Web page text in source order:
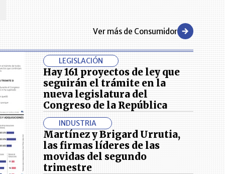
Ver más de Consumidor
LEGISLACIÓN
Hay 161 proyectos de ley que
seguirán el trámite en la
nueva legislatura del
Congreso de la República
INDUSTRIA
Martínez y Brigard Urrutia,
las firmas líderes de las
movidas del segundo
trimestre